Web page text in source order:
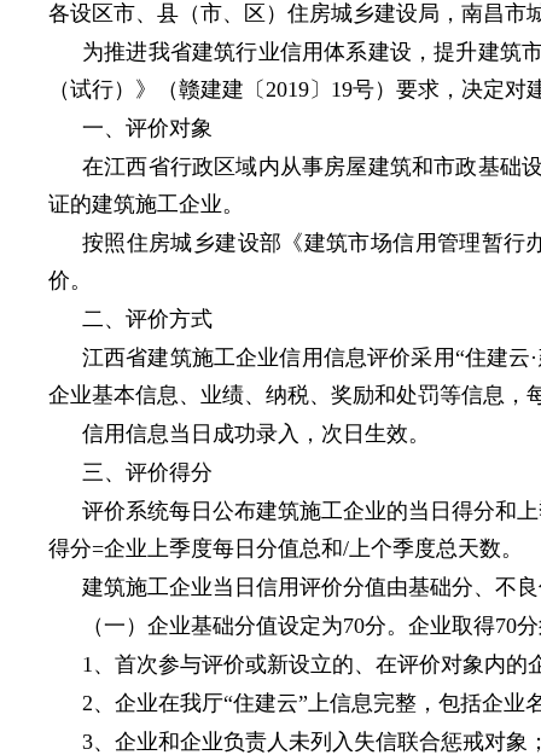
各设区市、县（市、区）住房城乡建设局，南昌
为推进我省建筑行业信用体系建设，提升建筑
（试行）》（赣建建〔2019〕19号）要求，决定
一、评价对象
在江西省行政区域内从事房屋建筑和市政基础
证的建筑施工企业。
按照住房城乡建设部《建筑市场信用管理暂行
价。
二、评价方式
江西省建筑施工企业信用信息评价采用“住建
企业基本信息、业绩、纳税、奖励和处罚等信息
信用信息当日成功录入，次日生效。
三、评价得分
评价系统每日公布建筑施工企业的当日得分和
得分=企业上季度每日分值总和/上个季度总天数。
建筑施工企业当日信用评价分值由基础分、不
（一）企业基础分值设定为70分。企业取得70
1、首次参与评价或新设立的、在评价对象内的
2、企业在我厅“住建云”上信息完整，包括企
3、企业和企业负责人未列入失信联合惩戒对象